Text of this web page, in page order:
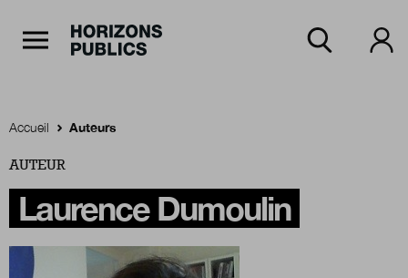
Accueil
Rubriques
Accueil Auteurs
AUTEUR
Laurence Dumoulin